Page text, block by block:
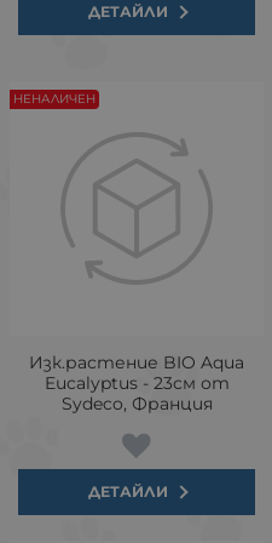
ДЕТАЙЛИ
Изк.растение BIO Aqua
Eucalyptus - 23см от
Sydeco, Франция
ДЕТАЙЛИ
НЕНАЛИЧЕН